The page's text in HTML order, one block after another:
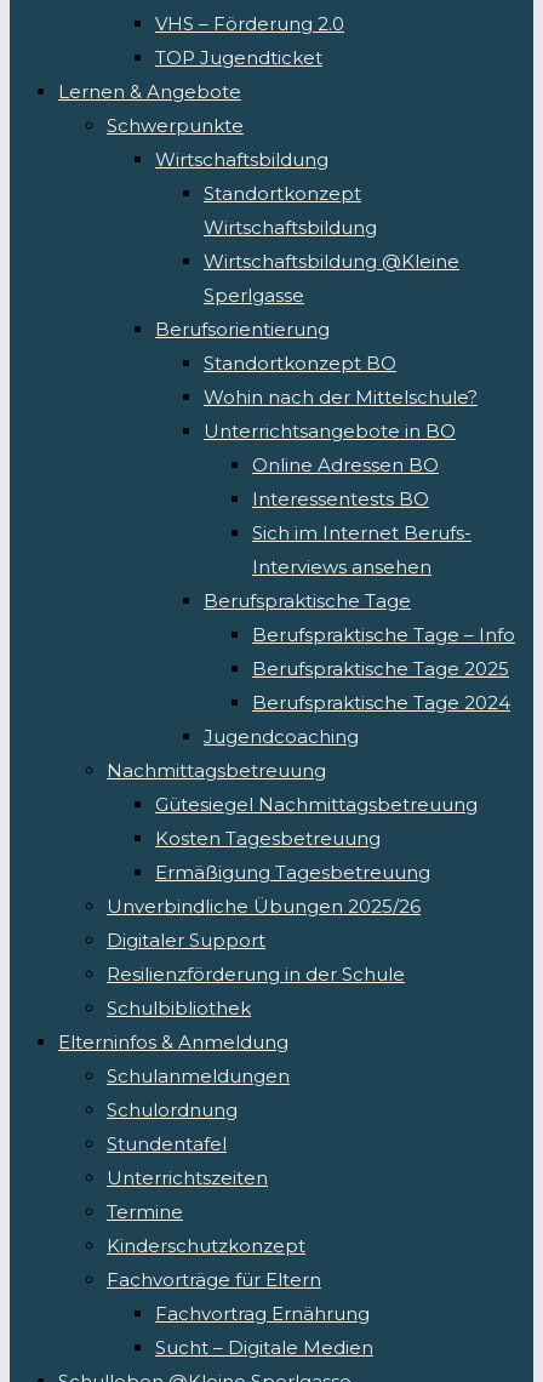
VHS – Förderung 2.0
TOP Jugendticket
Lernen & Angebote
Schwerpunkte
Wirtschaftsbildung
Standortkonzept
Wirtschaftsbildung
Wirtschaftsbildung @Kleine
Sperlgasse
Berufsorientierung
Standortkonzept BO
Wohin nach der Mittelschule?
Unterrichtsangebote in BO
Online Adressen BO
Interessentests BO
Sich im Internet Berufs-
Interviews ansehen
Berufspraktische Tage
Berufspraktische Tage – Info
Berufspraktische Tage 2025
Berufspraktische Tage 2024
Jugendcoaching
Nachmittagsbetreuung
Gütesiegel Nachmittagsbetreuung
Kosten Tagesbetreuung
Ermäßigung Tagesbetreuung
Unverbindliche Übungen 2025/26
Digitaler Support
Resilienzförderung in der Schule
Schulbibliothek
Elterninfos & Anmeldung
Schulanmeldungen
Schulordnung
Stundentafel
Unterrichtszeiten
Termine
Kinderschutzkonzept
Fachvorträge für Eltern
Fachvortrag Ernährung
Sucht – Digitale Medien